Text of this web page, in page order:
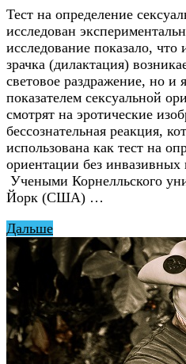
Тест на определение
исследован
исследование показало, что
зрачка (дилактация)
световое раздражение, но и
показателем сексуальной
смотрят на эротические
бессознательная реакция,
использована как тест на
ориентации без
Учеными Корнелльского
Йорк (США) …
Дальше